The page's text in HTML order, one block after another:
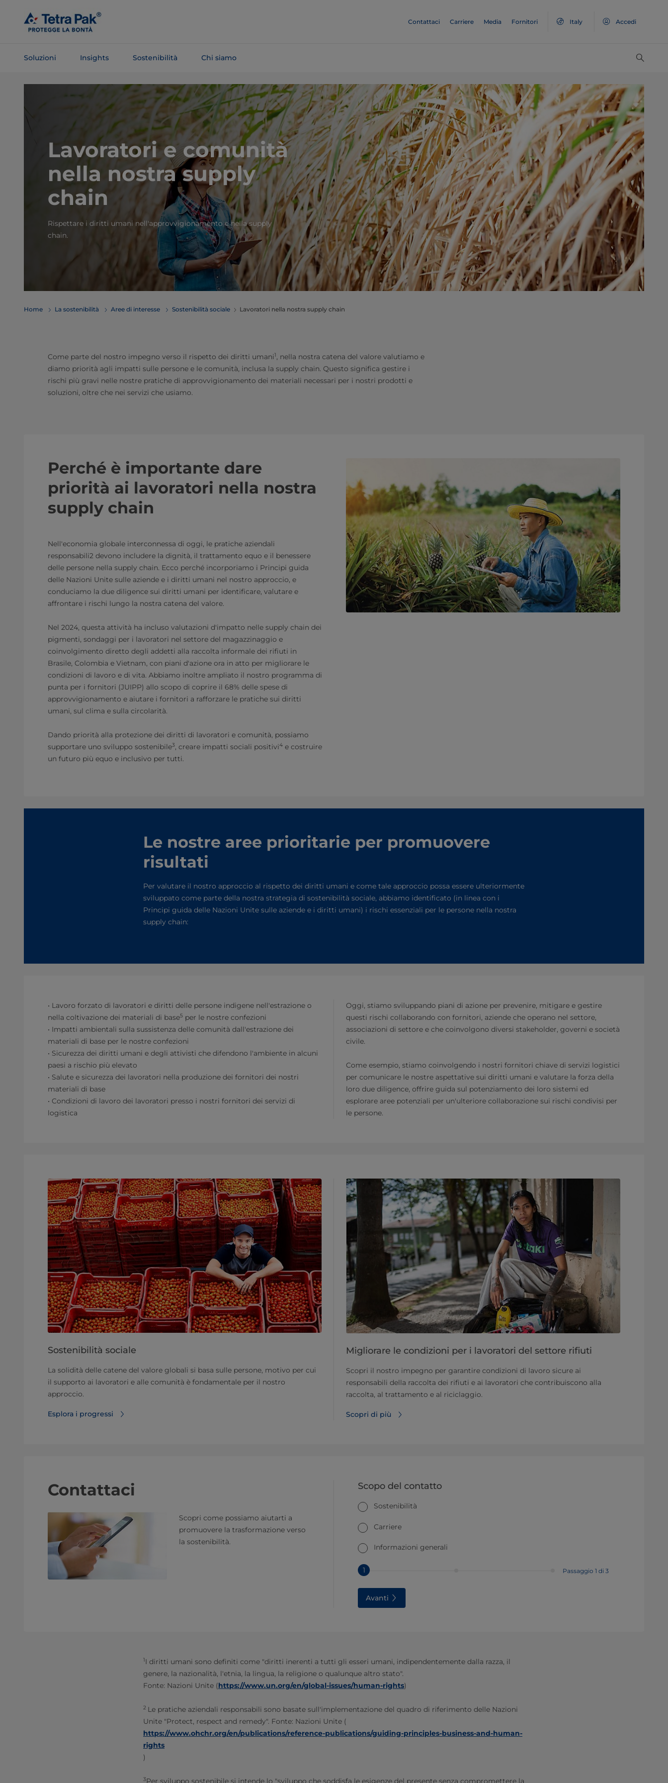
contenuto
principale
Contattaci Carriere Media Fornitori Italy Accedi
Soluzioni Insights Sostenibilità Chi siamo
Lavoratori e comunità
nella nostra supply
chain
Rispettare i diritti umani nell'approvvigionamento e nella supply
chain.
Home La sostenibilità Aree di interesse Sostenibilità sociale Lavoratori nella nostra supply chain
Come parte del nostro impegno verso il rispetto dei diritti umani1, nella nostra catena del valore valutiamo e
diamo priorità agli impatti sulle persone e le comunità, inclusa la supply chain. Questo significa gestire i
rischi più gravi nelle nostre pratiche di approvvigionamento dei materiali necessari per i nostri prodotti e
soluzioni, oltre che nei servizi che usiamo.
Perché è importante dare
priorità ai lavoratori nella nostra
supply chain
Nell'economia globale interconnessa di oggi, le pratiche aziendali
responsabili2 devono includere la dignità, il trattamento equo e il benessere
delle persone nella supply chain. Ecco perché incorporiamo i Principi guida
delle Nazioni Unite sulle aziende e i diritti umani nel nostro approccio, e
conduciamo la due diligence sui diritti umani per identificare, valutare e
affrontare i rischi lungo la nostra catena del valore.
Nel 2024, questa attività ha incluso valutazioni d'impatto nelle supply chain dei
pigmenti, sondaggi per i lavoratori nel settore del magazzinaggio e
coinvolgimento diretto degli addetti alla raccolta informale dei rifiuti in
Brasile, Colombia e Vietnam, con piani d'azione ora in atto per migliorare le
condizioni di lavoro e di vita. Abbiamo inoltre ampliato il nostro programma di
punta per i fornitori (JUIPP) allo scopo di coprire il 68% delle spese di
approvvigionamento e aiutare i fornitori a rafforzare le pratiche sui diritti
umani, sul clima e sulla circolarità.
Dando priorità alla protezione dei diritti di lavoratori e comunità, possiamo
supportare uno sviluppo sostenibile3, creare impatti sociali positivi4 e costruire
un futuro più equo e inclusivo per tutti.
Le nostre aree prioritarie per promuovere
risultati
Per valutare il nostro approccio al rispetto dei diritti umani e come tale approccio possa essere ulteriormente
sviluppato come parte della nostra strategia di sostenibilità sociale, abbiamo identificato (in linea con i
Principi guida delle Nazioni Unite sulle aziende e i diritti umani) i rischi essenziali per le persone nella nostra
supply chain:
• Lavoro forzato di lavoratori e diritti delle persone indigene nell'estrazione o
nella coltivazione dei materiali di base5 per le nostre confezioni
• Impatti ambientali sulla sussistenza delle comunità dall'estrazione dei
materiali di base per le nostre confezioni
• Sicurezza dei diritti umani e degli attivisti che difendono l'ambiente in alcuni
paesi a rischio più elevato
• Salute e sicurezza dei lavoratori nella produzione dei fornitori dei nostri
materiali di base
• Condizioni di lavoro dei lavoratori presso i nostri fornitori dei servizi di
logistica
Oggi, stiamo sviluppando piani di azione per prevenire, mitigare e gestire
questi rischi collaborando con fornitori, aziende che operano nel settore,
associazioni di settore e che coinvolgono diversi stakeholder, governi e società
civile.
Come esempio, stiamo coinvolgendo i nostri fornitori chiave di servizi logistici
per comunicare le nostre aspettative sui diritti umani e valutare la forza della
loro due diligence, offrire guida sul potenziamento dei loro sistemi ed
esplorare aree potenziali per un'ulteriore collaborazione sui rischi condivisi per
le persone.
Sostenibilità sociale
La solidità delle catene del valore globali si basa sulle persone, motivo per cui
il supporto ai lavoratori e alle comunità è fondamentale per il nostro
approccio.
Esplora i progressi
Migliorare le condizioni per i lavoratori del settore rifiuti
Scopri il nostro impegno per garantire condizioni di lavoro sicure ai
responsabili della raccolta dei rifiuti e ai lavoratori che contribuiscono alla
raccolta, al trattamento e al riciclaggio.
Scopri di più
Contattaci
Scopri come possiamo aiutarti a
promuovere la trasformazione verso
la sostenibilità.
Scopo del contatto
Sostenibilità
Carriere
Informazioni generali
1 Passaggio 1 di 3
Avanti
1I diritti umani sono definiti come "diritti inerenti a tutti gli esseri umani, indipendentemente dalla razza, il
genere, la nazionalità, l'etnia, la lingua, la religione o qualunque altro stato".
Fonte: Nazioni Unite (https://www.un.org/en/global-issues/human-rights)
2 Le pratiche aziendali responsabili sono basate sull'implementazione del quadro di riferimento delle Nazioni
Unite "Protect, respect and remedy". Fonte: Nazioni Unite (
https://www.ohchr.org/en/publications/reference-publications/guiding-principles-business-and-human-
rights
)
3Per sviluppo sostenibile si intende lo "sviluppo che soddisfa le esigenze del presente senza compromettere la